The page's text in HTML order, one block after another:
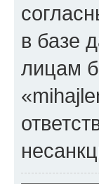
в базе
лицам